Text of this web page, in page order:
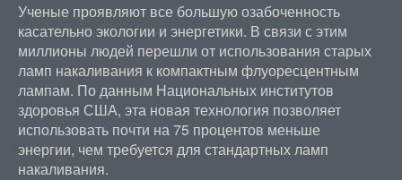
Ученые проявляют все большую озабоченность
касательно экологии и энергетики. В связи с этим
миллионы людей перешли от использования старых
ламп накаливания к компактным флуоресцентным
лампам. По данным Национальных институтов
здоровья США, эта новая технология позволяет
использовать почти на 75 процентов меньше
энергии, чем требуется для стандартных ламп
накаливания.